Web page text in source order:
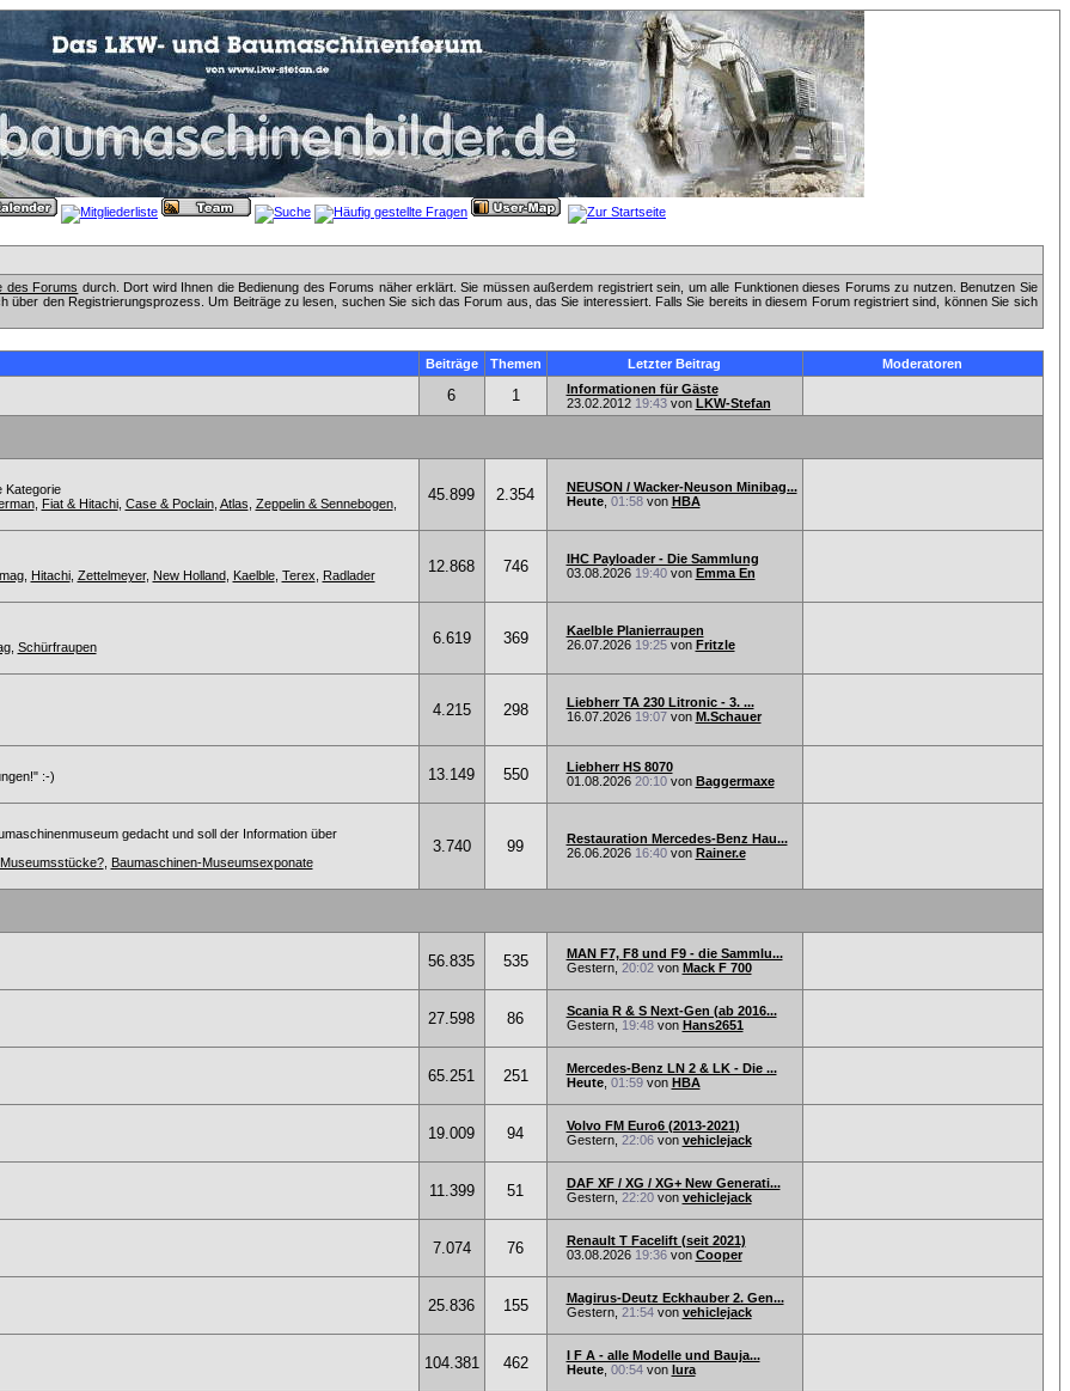
des Forums durch. Dort wird Ihnen die Bedienung des Forums näher erklärt. Sie müssen außerdem registriert sein, um alle Funktionen dieses Forums zu nutzen. Benutzen Sie
über den Registrierungsprozess. Um Beiträge zu lesen, suchen Sie sich das Forum aus, das Sie interessiert. Falls Sie bereits in diesem Forum registriert sind, können Sie sich
Beiträge Themen Letzter Beitrag Moderatoren
6 1
Informationen für Gäste
23.02.2012 19:43von LKW-Stefan
Kategorie
, Fiat & Hitachi, Case & Poclain, Atlas Zeppelin & Sennebogen,
45.899 2.354
NEUSON / Wacker-Neuson Minibag...
Heute, 01:58von HBA
, Hitachi, Zettelmeyer, New Holland, Kaelble, Terex
Radlader
12.868 746
IHC Payloader - Die Sammlung
03.08.2026 19:40von Emma En
, Schürfraupen
6.619 369
Kaelble Planierraupen
26.07.2026 19:25von Fritzle
4.215 298
Liebherr TA 230 Litronic - 3. ...
16.07.2026 19:07von M.Schauer
:-)
13.149 550
Liebherr HS 8070
01.08.2026 20:10von Baggermaxe
gedacht und soll der Information über
, Baumaschinen-Museumsexponate
3.740 99
Restauration Mercedes-Benz Hau...
26.06.2026 16:40von Rainer.e
56.835 535
MAN F7, F8 und F9 - die Sammlu...
Gestern, 20:02von Mack F 700
27.598 86
Scania R & S Next-Gen (ab 2016...
Gestern, 19:48von Hans2651
65.251 251
Mercedes-Benz LN 2 & LK - Die ...
Heute, 01:59von HBA
19.009 94
Volvo FM Euro6 (2013-2021)
Gestern, 22:06von vehiclejack
11.399 51
DAF XF / XG / XG+ New Generati...
Gestern, 22:20von vehiclejack
7.074 76
Renault T Facelift (seit 2021)
03.08.2026 19:36von Cooper
25.836 155
Magirus-Deutz Eckhauber 2. Gen...
Gestern, 21:54von vehiclejack
104.381 462
I F A - alle Modelle und Bauja...
Heute, 00:54von lura